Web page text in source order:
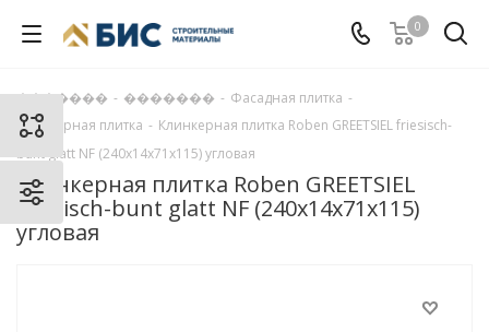
0
������� - ������� - Фасадная плитка -
Клинкерная плитка - Клинкерная плитка Roben GREETSIEL friesisch-
bunt glatt NF (240x14x71x115) угловая
Клинкерная плитка Roben GREETSIEL
friesisch-bunt glatt NF (240x14x71x115)
угловая